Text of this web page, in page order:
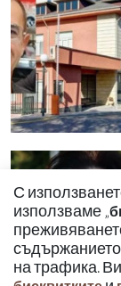
С
използваме „
на трафика.